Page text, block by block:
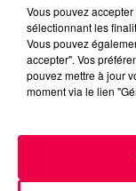
podcasts/2023/
Vous pouvez
sélectionnant les
Vous pouvez
accepter". Vos
pouvez mettre à jour
moment via le lien